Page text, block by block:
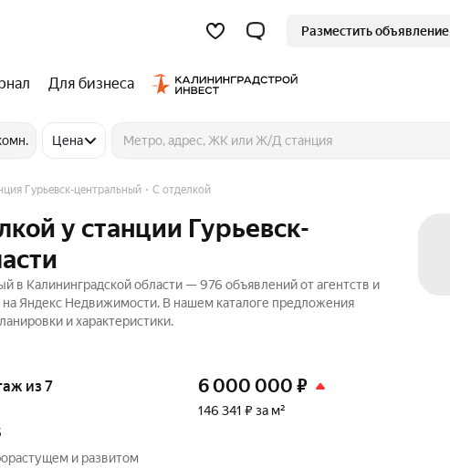
Разместить объявление
Для бизнеса
Цена
Гурьевск-центральный С отделкой
у станции Гурьевск-
в Калининградской области — 976 объявлений от агентств и
Яндекс Недвижимости. В нашем каталоге предложения
и характеристики.
из 7
и развитом
6 000 000 ₽
146 341 ₽ за м²